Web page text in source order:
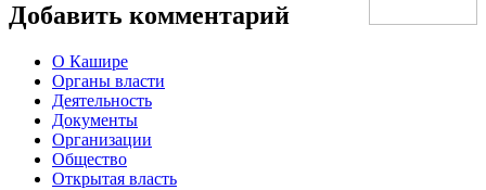
Добавить комментарий
О Кашире
Органы власти
Деятельность
Документы
Организации
Общество
Открытая власть